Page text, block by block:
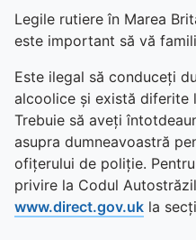
Legile rutiere în Marea
este important să vă
Este ilegal să conduceți
alcoolice și există diferite
Trebuie să aveți
asupra dumneavoastră
ofițerului de poliție.
privire la Codul
www.direct.gov.uk la